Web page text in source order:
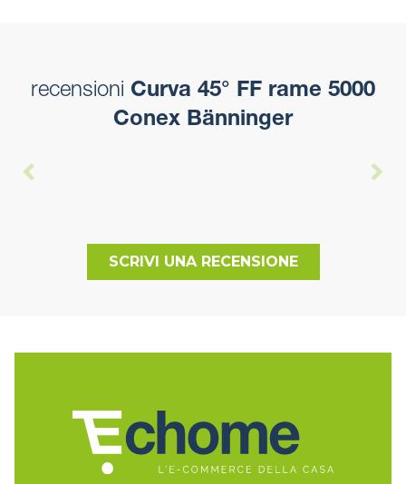
recensioni Curva 45° FF rame 5000
Conex Bänninger
SCRIVI UNA RECENSIONE